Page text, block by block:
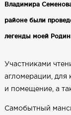
Владимира
районе были
легенды моей
Участниками
агломерации, для
и помещение, а
Самобытный